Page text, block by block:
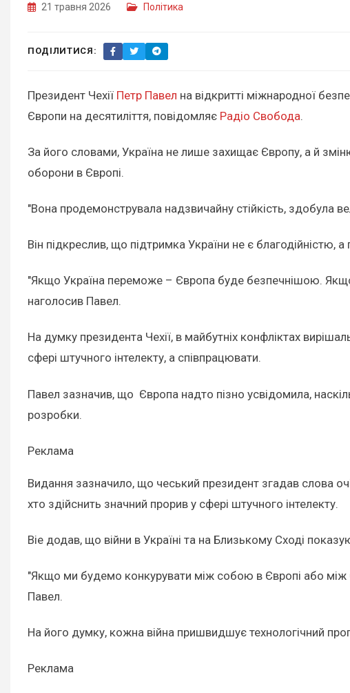
21 травня 2026 Політика
ПОДІЛИТИСЯ:
Президент Чехії Петр Павел на відкритті міжнародної
Європи на десятиліття, повідомляє Радіо Свобода.
За його словами, Україна не лише захищає Європу, а й
оборони в Європі.
"Вона продемонструвала надзвичайну стійкість, здобула
Він підкреслив, що підтримка України не є благодійністю,
"Якщо Україна переможе – Європа буде безпечнішою.
наголосив Павел.
На думку президента Чехії, в майбутніх конфліктах
сфері штучного інтелекту, а співпрацювати.
Павел зазначив, що Європа надто пізно усвідомила,
розробки.
Реклама
Видання зазначило, що чеський президент згадав слова
хто здійснить значний прорив у сфері штучного інтелекту.
Віе додав, що війни в Україні та на Близькому Сході
"Якщо ми будемо конкурувати між собою в Європі або
Павел.
На його думку, кожна війна пришвидшує технологічний
Реклама